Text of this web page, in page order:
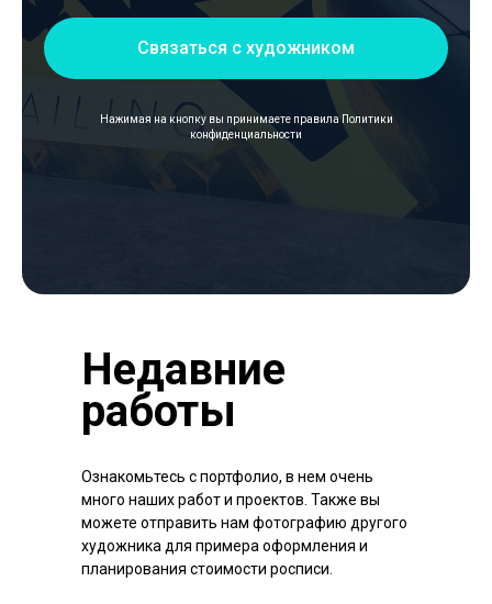
Связаться с художником
Нажимая на кнопку вы принимаете правила Политики
конфиденциальности
Недавние
работы
Ознакомьтесь с портфолио, в нем очень
много наших работ и проектов. Также вы
можете отправить нам фотографию другого
художника для примера оформления и
планирования стоимости росписи.